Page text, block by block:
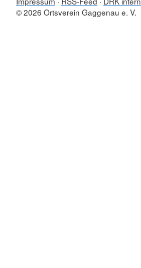
© 2026 Ortsverein Gaggenau e. V.